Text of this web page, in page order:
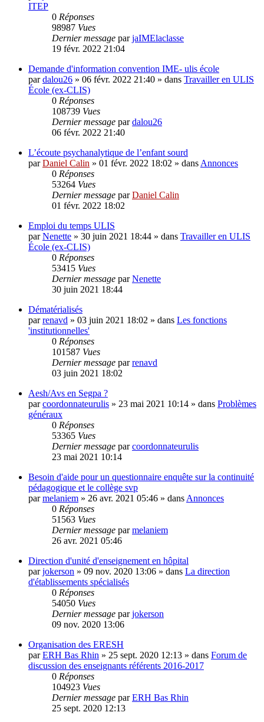
ITEP
0 Réponses
98987 Vues
Dernier message parjaIMElaclasse
19 févr. 2022 21:04
Demande d'information convention IME- ulis école
pardalou26 » 06 févr. 2022 21:40 » dans Travailler en ULIS
École (ex-CLIS)
0 Réponses
108739 Vues
Dernier message pardalou26
06 févr. 2022 21:40
L’écoute psychanalytique de l’enfant sourd
parDaniel Calin » 01 févr. 2022 18:02 » dans Annonces
0 Réponses
53264 Vues
Dernier message parDaniel Calin
01 févr. 2022 18:02
Emploi du temps ULIS
parNenette » 30 juin 2021 18:44 » dans Travailler en ULIS
École (ex-CLIS)
0 Réponses
53415 Vues
Dernier message parNenette
30 juin 2021 18:44
Dématérialisés
parrenavd » 03 juin 2021 18:02 » dans Les fonctions
'institutionnelles'
0 Réponses
101587 Vues
Dernier message parrenavd
03 juin 2021 18:02
Aesh/Avs en Segpa ?
parcoordonnateurulis » 23 mai 2021 10:14 » dans Problèmes
généraux
0 Réponses
53365 Vues
Dernier message parcoordonnateurulis
23 mai 2021 10:14
Besoin d'aide pour un questionnaire enquête sur la continuité
pédagogique et le collège svp
parmelaniem » 26 avr. 2021 05:46 » dans Annonces
0 Réponses
51563 Vues
Dernier message parmelaniem
26 avr. 2021 05:46
Direction d'unité d'enseignement en hôpital
parjokerson » 09 nov. 2020 13:06 » dans La direction
d'établissements spécialisés
0 Réponses
54050 Vues
Dernier message parjokerson
09 nov. 2020 13:06
Organisation des ERESH
parERH Bas Rhin » 25 sept. 2020 12:13 » dans Forum de
discussion des enseignants référents 2016-2017
0 Réponses
104923 Vues
Dernier message parERH Bas Rhin
25 sept. 2020 12:13